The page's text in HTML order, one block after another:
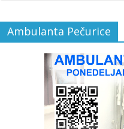
Ambulanta Pečurice